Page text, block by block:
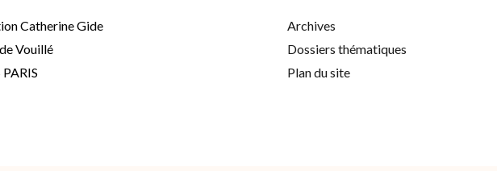
Catherine Gide
Vouillé
Archives
Dossiers thématiques
Plan du site